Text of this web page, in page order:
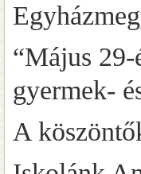
“Május
gyermek-
A